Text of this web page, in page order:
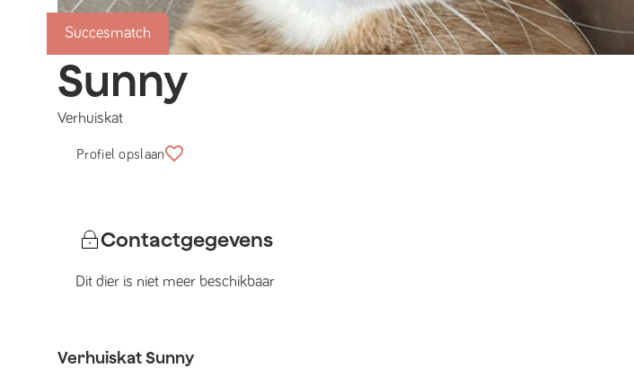
Succesmatch
Sunny
Verhuiskat
Profiel opslaan
Contactgegevens
Dit dier is niet meer beschikbaar
VerhuiskatSunny